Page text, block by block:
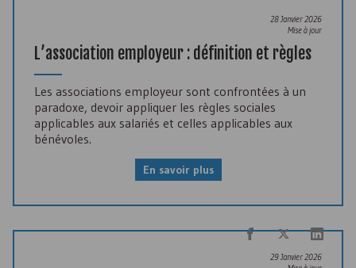
28 Janvier 2026
Mise à jour
L’association employeur : définition et règles
Les associations employeur sont confrontées à un
paradoxe, devoir appliquer les règles sociales
applicables aux salariés et celles applicables aux
bénévoles.
En savoir plus
29 Janvier 2026